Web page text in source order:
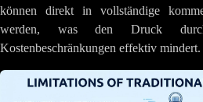
können direkt in vollständige
werden, was den Druck
Kostenbeschränkungen effektiv mindert.